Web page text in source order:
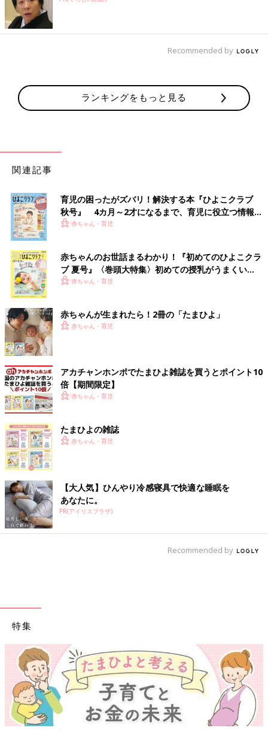
Recommended by
ランキングをもっと見る
関連記事
育児の困ったがズバリ！解決する本『ひよこクラブ
秋号』 4カ月～2才になるまで、育児に役立つ情報が
いっぱい！
赤ちゃん・育児
赤ちゃんのお世話まるわかり！『初めてのひよこクラ
ブ 夏号』〈巻頭大特集〉初めての授乳がうまくい
く！ おっぱい・ミルクの基本と夏のトラブル 解決テ
赤ちゃん・育児
赤ちゃんが生まれたら！2冊の「たまひよ」
赤ちゃん・育児
アカチャンホンポでたまひよ雑誌を買うとポイント10
倍【期間限定】
赤ちゃん・育児
たまひよの雑誌
赤ちゃん・育児
【大人気】ひんやり冷感寝具で快適な睡眠を
あなたに。
PR(アイリスプラザ)
Recommended by
特集
【ワクチン接種できるものも】妊婦の感染症対策、知って